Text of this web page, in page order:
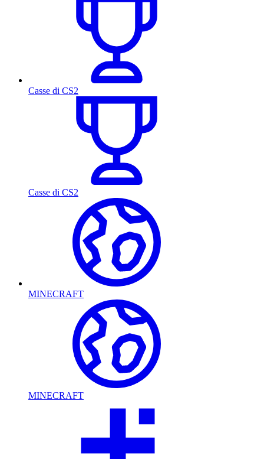
Casse di CS2
Casse di CS2
MINECRAFT
MINECRAFT